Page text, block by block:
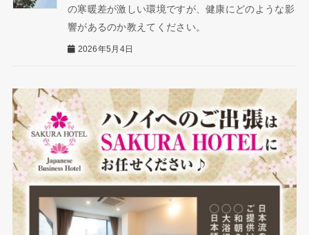
の寒暖差が激しい環境ですが、健康にどのような影
響があるのか教えてください。
2026年5月4日